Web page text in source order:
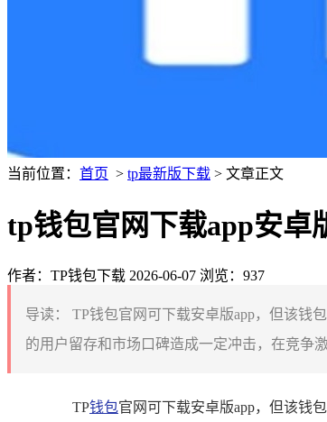
当前位置： 首页 > tp最新版下载 > 文章正文
tp钱包官网下载app安卓
作者：TP钱包下载 2026-06-07 浏览：937
导读：
TP钱包官网可下载安卓版app，但该钱
的用户留存和市场口碑造成一定冲击，在竞争
TP钱包官网可下载安卓版app，但该钱